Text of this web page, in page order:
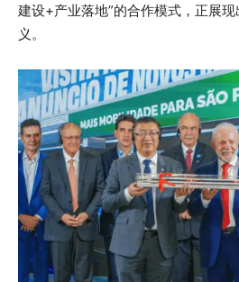
建设+产业落地”的合作模式，正展
义。